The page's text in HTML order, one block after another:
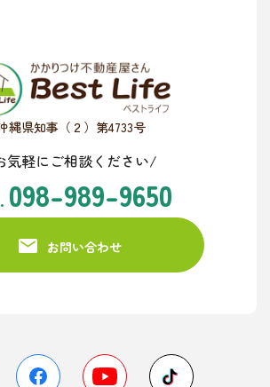
縄県知事（２）第4733号
気軽にご相談ください/
098-989-9650
お問い合わせ